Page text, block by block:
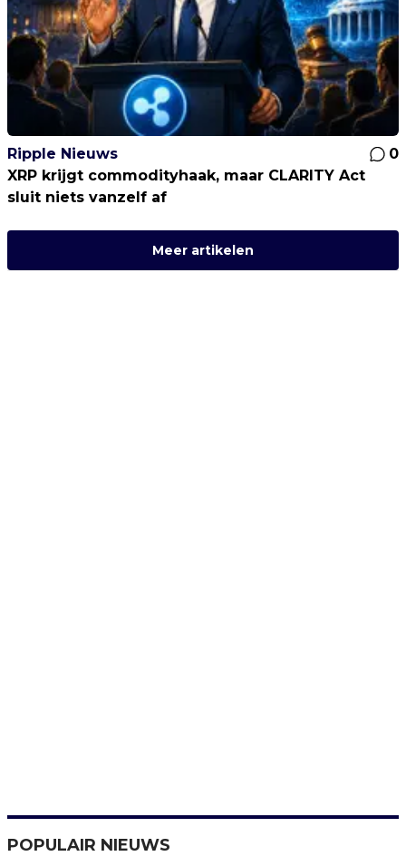
Ripple Nieuws
0
XRP krijgt commodityhaak, maar CLARITY Act
sluit niets vanzelf af
Meer artikelen
POPULAIR NIEUWS